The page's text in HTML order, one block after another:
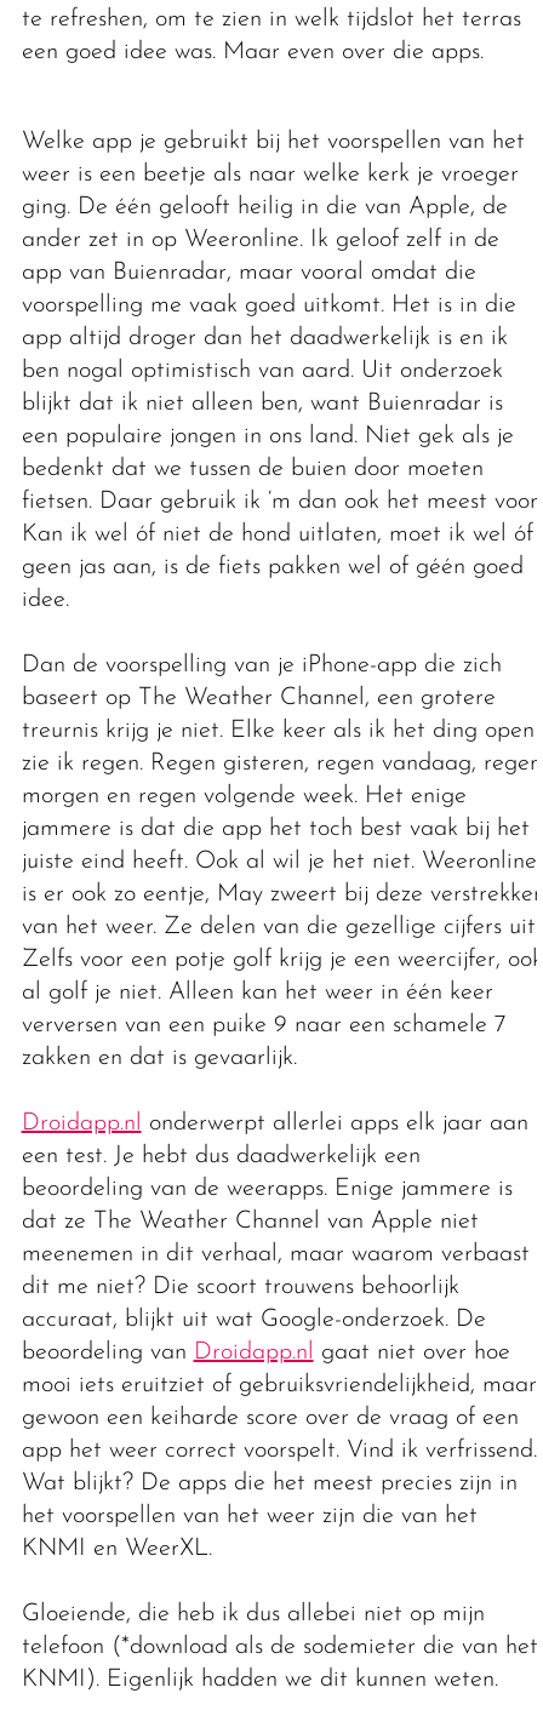
te refreshen, om te zien in welk tijdslot het terras
een goed idee was. Maar even over die apps.
Welke app je gebruikt bij het voorspellen van het
weer is een beetje als naar welke kerk je vroeger
ging. De één gelooft heilig in die van Apple, de
ander zet in op Weeronline. Ik geloof zelf in de
app van Buienradar, maar vooral omdat die
voorspelling me vaak goed uitkomt. Het is in die
app altijd droger dan het daadwerkelijk is en ik
ben nogal optimistisch van aard. Uit onderzoek
blijkt dat ik niet alleen ben, want Buienradar is
een populaire jongen in ons land. Niet gek als je
bedenkt dat we tussen de buien door moeten
fietsen. Daar gebruik ik ‘m dan ook het meest voor.
Kan ik wel óf niet de hond uitlaten, moet ik wel óf
geen jas aan, is de fiets pakken wel of géén goed
idee.
Dan de voorspelling van je iPhone-app die zich
baseert op The Weather Channel, een grotere
treurnis krijg je niet. Elke keer als ik het ding open
zie ik regen. Regen gisteren, regen vandaag, regen
morgen en regen volgende week. Het enige
jammere is dat die app het toch best vaak bij het
juiste eind heeft. Ook al wil je het niet. Weeronline
is er ook zo eentje, May zweert bij deze verstrekker
van het weer. Ze delen van die gezellige cijfers uit.
Zelfs voor een potje golf krijg je een weercijfer, ook
al golf je niet. Alleen kan het weer in één keer
verversen van een puike 9 naar een schamele 7
zakken en dat is gevaarlijk.
Droidapp.nl
onderwerpt allerlei apps elk jaar aan
een test. Je hebt dus daadwerkelijk een
beoordeling van de weerapps. Enige jammere is
dat ze The Weather Channel van Apple niet
meenemen in dit verhaal, maar waarom verbaast
dit me niet? Die scoort trouwens behoorlijk
accuraat, blijkt uit wat Google-onderzoek. De
beoordeling van Droidapp.nl
gaat niet over hoe
mooi iets eruitziet of gebruiksvriendelijkheid, maar
gewoon een keiharde score over de vraag of een
app het weer correct voorspelt. Vind ik verfrissend.
Wat blijkt? De apps die het meest precies zijn in
het voorspellen van het weer zijn die van het
KNMI en WeerXL.
Gloeiende, die heb ik dus allebei niet op mijn
telefoon (*download als de sodemieter die van het
KNMI). Eigenlijk hadden we dit kunnen weten.